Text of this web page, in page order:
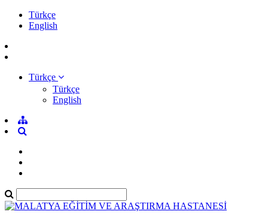
Türkçe
English
Türkçe
Türkçe
English